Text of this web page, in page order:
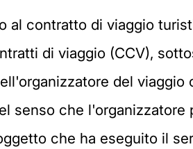
al contratto di viaggio
di viaggio (CCV),
del viaggio
senso che l'organizzatore
che ha eseguito il